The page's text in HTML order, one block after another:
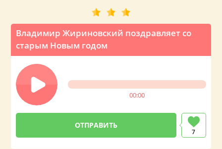
Владимир Жириновский поздравляет со
старым Новым годом
00:00
7